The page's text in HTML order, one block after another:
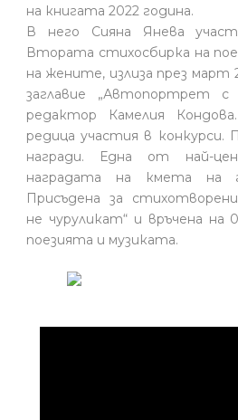
на книгата 2022 година.
В него Сияна Янева
Втората стихосбирка на
на жените, излиза през март
заглавие „Автопортрет с
редактор Камелия
редица участия в конкурси.
награди. Една от най-
наградата на кмета на
Присъдена за
не чуруликат“ и връчена на
поезията и музиката.